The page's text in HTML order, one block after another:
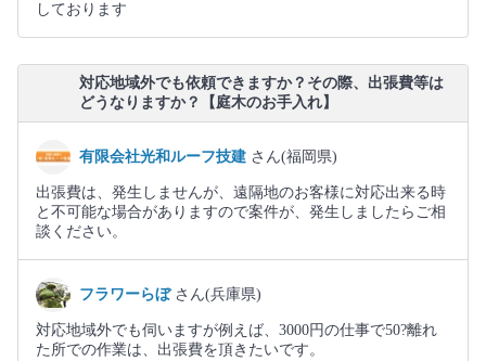
しております
対応地域外でも依頼できますか？その際、出張費等は
どうなりますか？【庭木のお手入れ】
有限会社光和ルーフ技建 さん(福岡県)
出張費は、発生しませんが、遠隔地のお客様に対応出来る時
と不可能な場合がありますので案件が、発生しましたらご相
談ください。
フラワーらぼ さん(兵庫県)
対応地域外でも伺いますが例えば、3000円の仕事で50?離れ
た所での作業は、出張費を頂きたいです。